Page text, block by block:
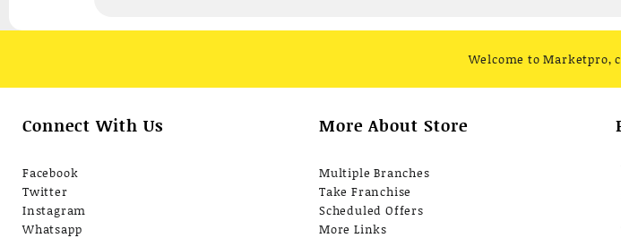
ประหยัดน้ำ
Welcome to Marketpro,
Connect With Us
Facebook
Twitter
Instagram
Whatsapp
More About Store
Multiple Branches
Take Franchise
Scheduled Offers
More Links